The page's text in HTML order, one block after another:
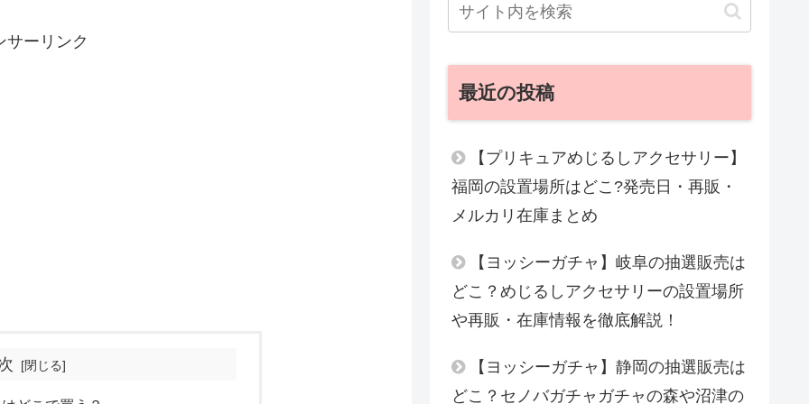
サーリンク
最近の投稿
【プリキュアめじるしアクセサリー】
福岡の設置場所はどこ?発売日・再販・
メルカリ在庫まとめ
【ヨッシーガチャ】岐阜の抽選販売は
どこ？めじるしアクセサリーの設置場所
や再販・在庫情報を徹底解説！
【ヨッシーガチャ】静岡の抽選販売は
どこ？セノバガチャガチャの森や沼津の